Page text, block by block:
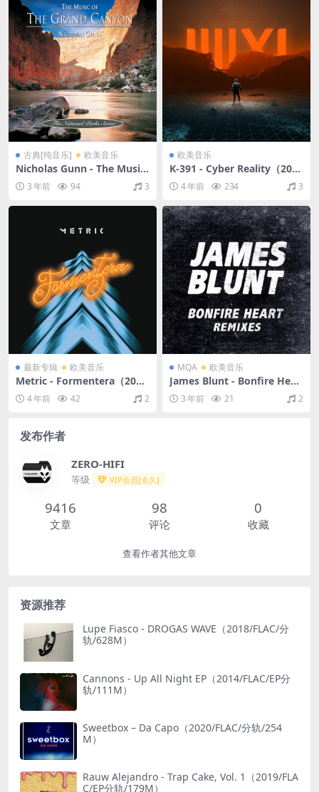
古典[纯音乐] 欧美音乐
Nicholas Gunn - The Music
of the Grand Canyon（199
5/FLAC/分轨/339M）
3 年前 94 3
欧美音乐
K-391 - Cyber Reality（202
2/FLAC/分轨/300M）
4 年前 234 3
最新专辑 欧美音乐
Metric - Formentera（202
0/FLAC/分轨/378M）
4 年前 42 2
MQA 欧美音乐
James Blunt - Bonfire Hear
t Remixes（2013/FLAC/分
轨/115M）(MQA/16bit/44.1
3 年前 21 2
发布作者
ZERO-HIFI
等级 VIP会员[永久]
9416
文章
98
评论
0
收藏
查看作者其他文章
资源推荐
Lupe Fiasco - DROGAS WAVE（2018/FLAC/分
轨/628M）
Cannons - Up All Night EP（2014/FLAC/EP分
轨/111M）
Sweetbox – Da Capo（2020/FLAC/分轨/254
M）
Rauw Alejandro - Trap Cake, Vol. 1（2019/FLA
C/EP分轨/179M）